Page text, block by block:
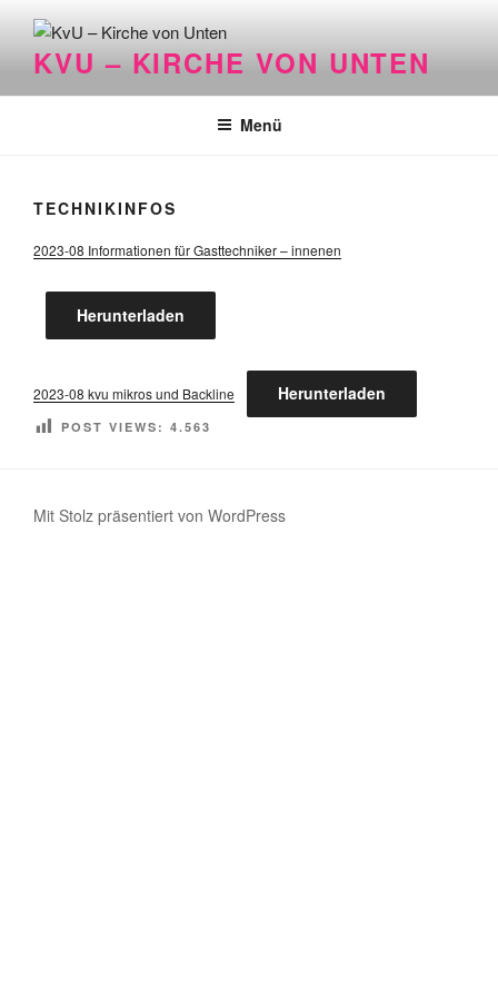
Inhalt
springenKVU – KIRCHE VON UNTEN
Menü
TECHNIKINFOS
2023-08 Informationen für Gasttechniker – innenen
Herunterladen
2023-08 kvu mikros und Backline Herunterladen
POST VIEWS: 4.563
Mit Stolz präsentiert von WordPress